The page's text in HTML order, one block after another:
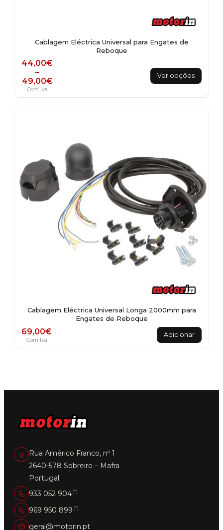
Cablagem Eléctrica Universal para Engates de
Reboque
44,00€
–
49,00€
Price range: 44,00€ through 49,00€
Com Iva
Ver opções
This
product
multiple
variants.
chosen
on
the
product
page
Cablagem Eléctrica Universal Longa 2000mm para
Engates de Reboque
69,00€
Com Iva
Adicionar
Rua Américo Franco, nº 1
2640-578 Sobreiro – Mafra
Portugal
933 052 904(*)
969 950 899 (*)
geral@motorin.pt